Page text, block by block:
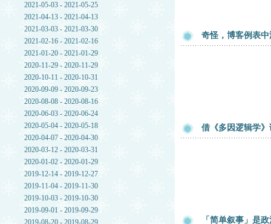
2021-05-03 - 2021-05-25
2021-04-13 - 2021-04-13
2021-03-03 - 2021-03-30
2021-02-16 - 2021-02-16
2021-01-20 - 2021-01-29
2020-11-29 - 2020-11-29
2020-10-11 - 2020-10-31
2020-09-09 - 2020-09-23
2020-08-08 - 2020-08-16
2020-06-03 - 2020-06-24
2020-05-04 - 2020-05-18
2020-04-07 - 2020-04-30
2020-03-12 - 2020-03-31
2020-01-02 - 2020-01-29
2019-12-14 - 2019-12-27
2019-11-04 - 2019-11-30
2019-10-03 - 2019-10-30
2019-09-01 - 2019-09-29
2019-08-20 - 2019-08-29
奇怪，博客例表
借《多因逻辑学
「简单叙事」是